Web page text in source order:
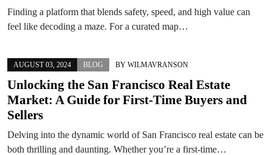
Finding a platform that blends safety, speed, and high value can
feel like decoding a maze. For a curated map…
AUGUST 03, 2024 BLOG BY WILMAVRANSON
Unlocking the San Francisco Real Estate
Market: A Guide for First-Time Buyers and
Sellers
Delving into the dynamic world of San Francisco real estate can be
both thrilling and daunting. Whether you’re a first-time…